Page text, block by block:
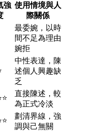
強 使用情境與人
際關係
最委婉，以時
間不足為理由
婉拒
中性表達，陳
述個人興趣缺
乏
直接陳述，較
為正式冷淡
劃清界線，強
調與己無關